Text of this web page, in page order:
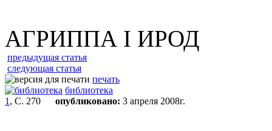
АГРИППА I ИРОД
предыдущая статья
следующая статья
печать
библиотека
1 , С. 270 опубликовано: 3 апреля 2008г.